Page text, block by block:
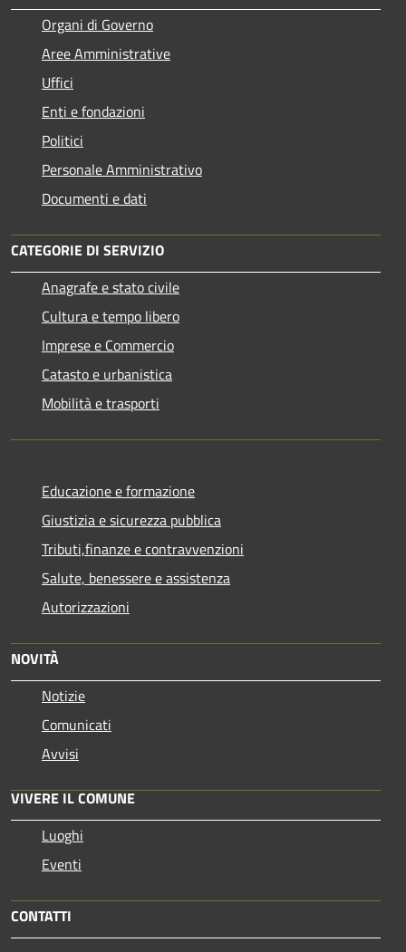
Organi di Governo
Aree Amministrative
Uffici
Enti e fondazioni
Politici
Personale Amministrativo
Documenti e dati
CATEGORIE DI SERVIZIO
Anagrafe e stato civile
Cultura e tempo libero
Imprese e Commercio
Catasto e urbanistica
Mobilità e trasporti
Educazione e formazione
Giustizia e sicurezza pubblica
Tributi,finanze e contravvenzioni
Salute, benessere e assistenza
Autorizzazioni
NOVITÀ
Notizie
Comunicati
Avvisi
VIVERE IL COMUNE
Luoghi
Eventi
CONTATTI